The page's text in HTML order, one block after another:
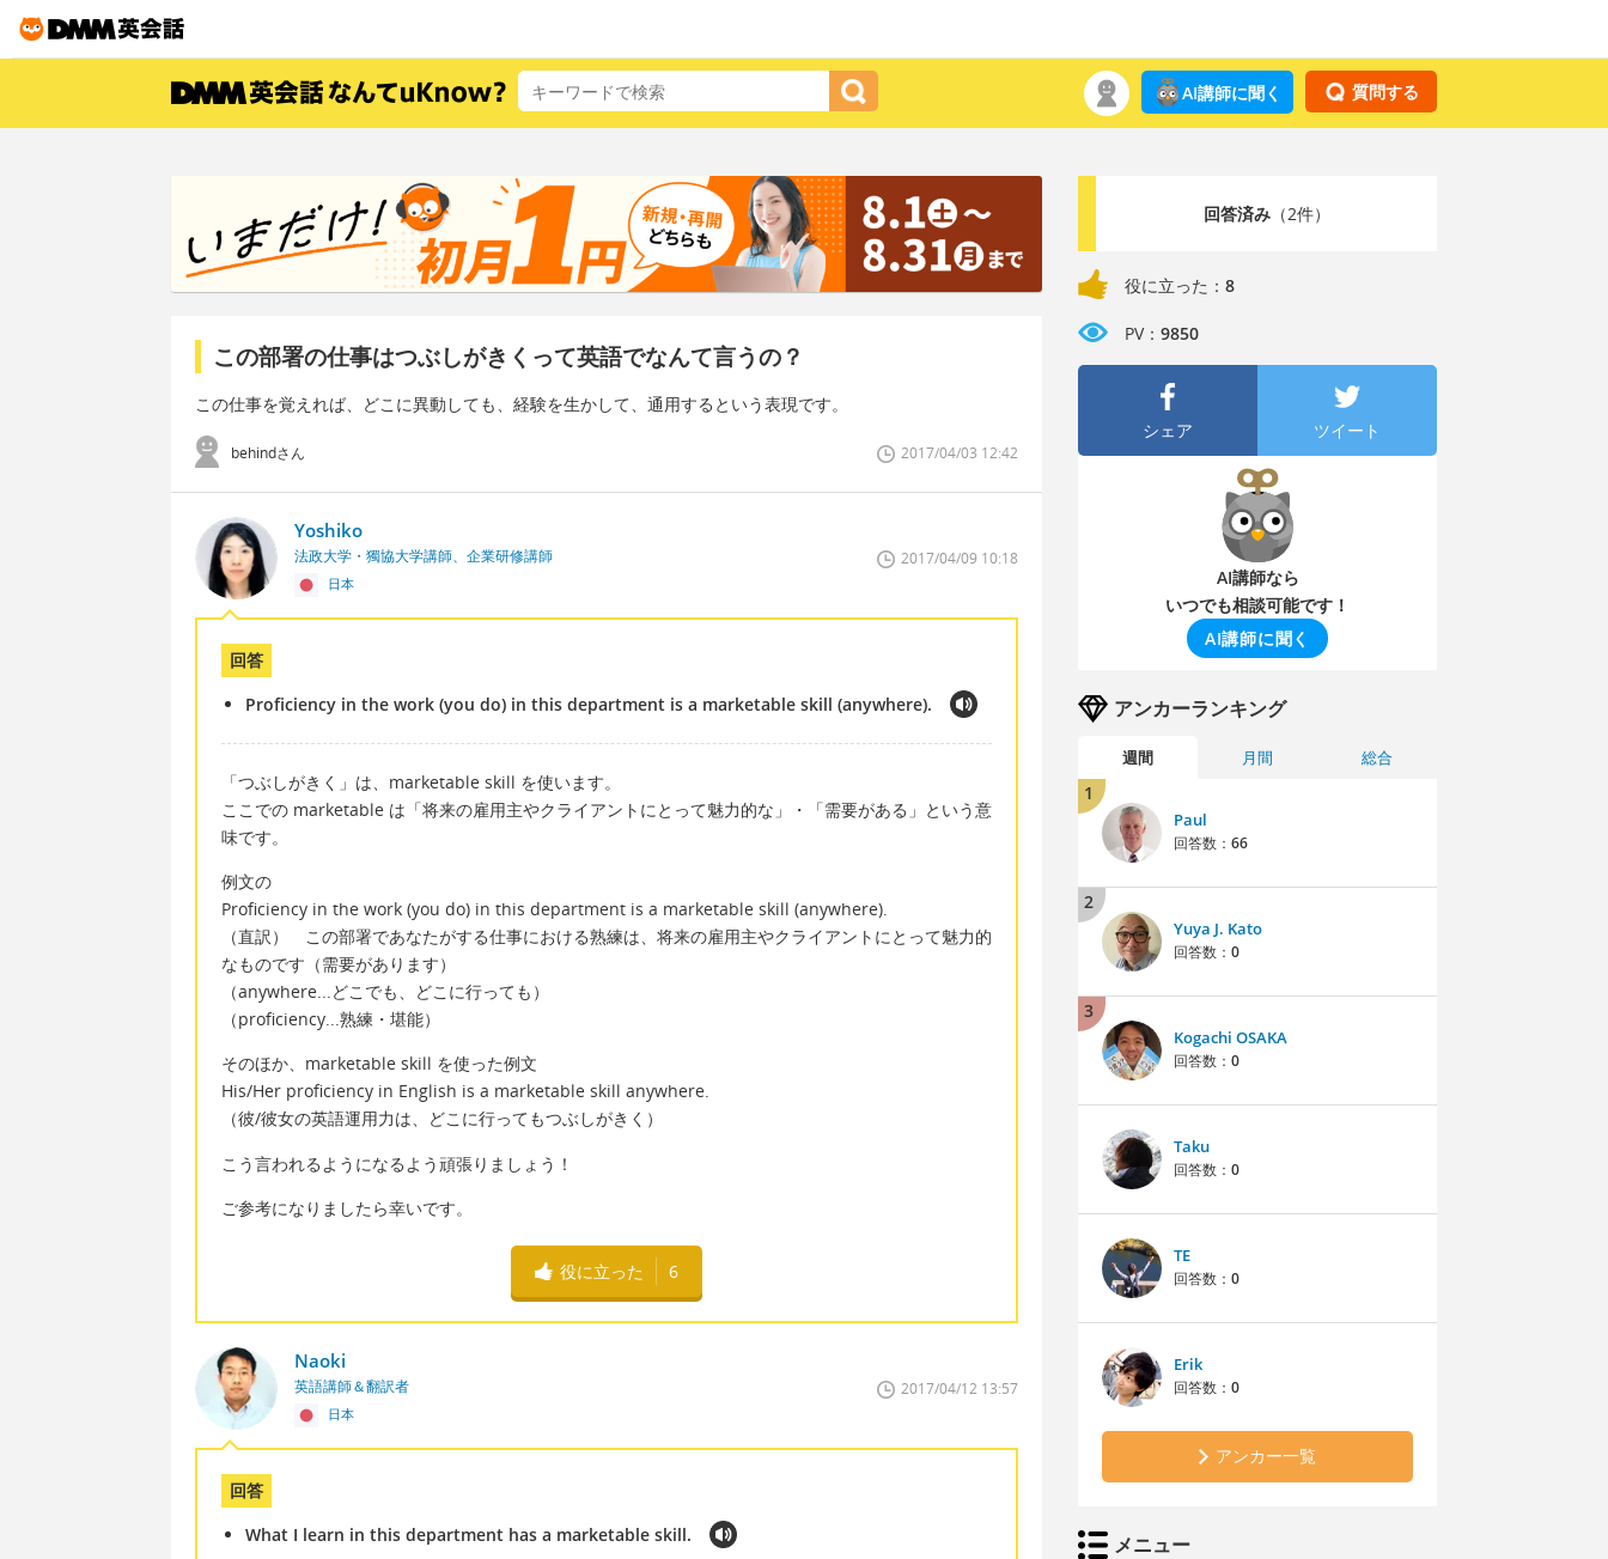
質問する
AI講師に聞く
この部署の仕事はつぶしがきくって英語でなんて言うの？
この仕事を覚えれば、どこに異動しても、経験を生かして、通用するという表現です。
behindさん 2017/04/03 12:42
Yoshiko
法政大学・獨協大学講師、企業研修講師
日本
2017/04/09 10:18
回答
Proficiency in the work (you do) in this department is a marketable skill (anywhere).
「つぶしがきく」は、marketable skill を使います。
ここでの marketable は「将来の雇用主やクライアントにとって魅力的な」・「需要がある」という意
味です。
例文の
Proficiency in the work (you do) in this department is a marketable skill (anywhere).
（直訳） この部署であなたがする仕事における熟練は、将来の雇用主やクライアントにとって魅力的
なものです（需要があります）
（anywhere...どこでも、どこに行っても）
（proficiency...熟練・堪能）
そのほか、marketable skill を使った例文
His/Her proficiency in English is a marketable skill anywhere.
（彼/彼女の英語運用力は、どこに行ってもつぶしがきく）
こう言われるようになるよう頑張りましょう！
ご参考になりましたら幸いです。
役に立った 6
Naoki
英語講師＆翻訳者
日本
2017/04/12 13:57
回答
What I learn in this department has a marketable skill.
回答済み（2件）
役に立った： 8
PV： 9850
シェア ツイート
AI講師なら
いつでも相談可能です！
AI講師に聞く
アンカーランキング
週間 月間 総合
1
Paul
回答数： 66
2
Yuya J. Kato
回答数： 0
3
Kogachi OSAKA
回答数： 0
Taku
回答数： 0
TE
回答数： 0
Erik
回答数： 0
アンカー一覧
メニュー